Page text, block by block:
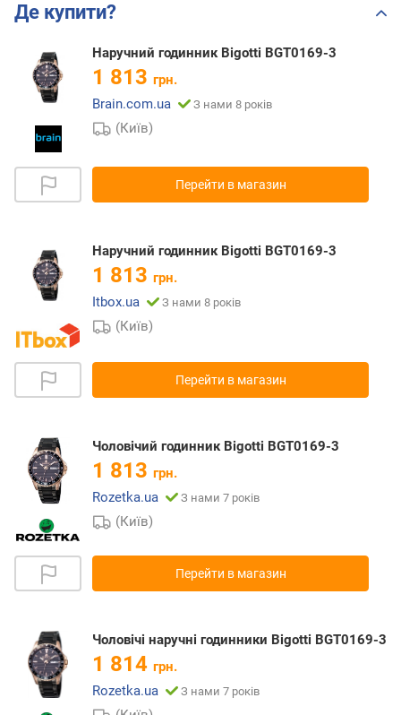
Де купити?
Наручний годинник Bigotti BGT0169-3
1 813 грн.
Brain.com.ua
З нами 8 років
(Київ)
Перейти в магазин
Наручний годинник Bigotti BGT0169-3
1 813 грн.
Itbox.ua
З нами 8 років
(Київ)
Перейти в магазин
Чоловічий годинник Bigotti BGT0169-3
1 813 грн.
Rozetka.ua
З нами 7 років
(Київ)
Перейти в магазин
Чоловічі наручні годинники Bigotti BGT0169-3
1 814 грн.
Rozetka.ua
З нами 7 років